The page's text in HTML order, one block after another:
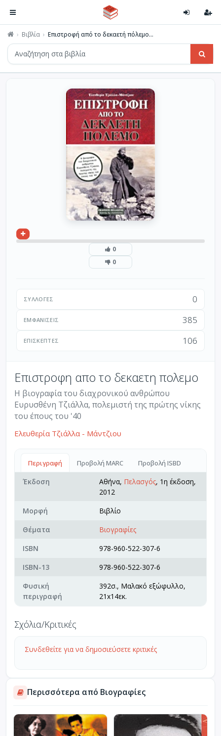
Βιβλία Επιστροφή από το δεκαετή πόλεμο...
0
0
ΣΥΛΛΟΓΈΣ 0
ΕΜΦΑΝΊΣΕΙΣ 385
ΕΠΙΣΚΈΠΤΕΣ 106
Επιστροφη απο το δεκαετη πολεμο
Η βιογραφία του διαχρονικού ανθρώπου
Ευρυσθένη Τζιάλλα, πολεμιστή της πρώτης νίκης
του έπους του '40
Ελευθερία Τζιάλλα - Μάντζιου
Περιγραφή Προβολή MARC Προβολή ISBD
Έκδοση Αθήνα, Πελασγός, 1η έκδοση,
2012
Μορφή
Βιβλίο
Θέματα
Βιογραφίες
ISBN
978-960-522-307-6
ISBN-13
978-960-522-307-6
Φυσική
περιγραφή
392σ., Μαλακό εξώφυλλο,
21x14εκ.
Σχόλια/Κριτικές
Συνδεθείτε για να δημοσιεύσετε κριτικές
Περισσότερα από Βιογραφίες